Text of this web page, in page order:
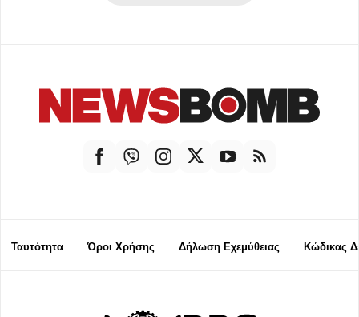
Ταυτότητα Όροι Χρήσης Δήλωση Εχεμύθειας Κώδικας